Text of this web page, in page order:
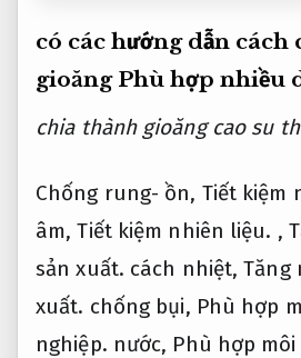
có các hướng dẫn
gioăng Phù hợp nhiều
chia thành gioăng cao su
Chống rung- ồn, Tiết kiệm
âm,Tiết kiệm nhiên liệu. ,
sản xuất. cách nhiệt,Tăng
xuất. chống bụi, Phù hợp
nghiệp. nước, Phù hợp